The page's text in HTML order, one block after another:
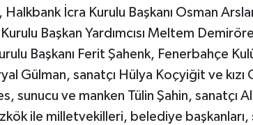
İcra Kurulu Başkanı Osman
Başkan Yardımcısı Meltem
Başkanı Ferit Şahenk, Fenerbahçe
Gülman, sanatçı Hülya Koçyiğit ve
sunucu ve manken Tülin Şahin, sanatçı
ile milletvekilleri, belediye başkanları,